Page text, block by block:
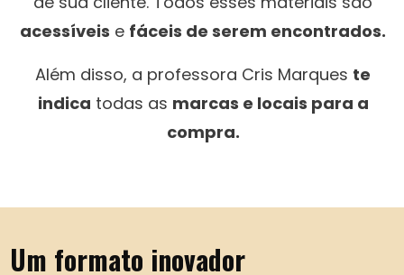
acessíveis e fáceis de serem encontrados.
Além disso, a professora Cris Marques te
indica todas as marcas e locais para a
compra.
Um formato inovador